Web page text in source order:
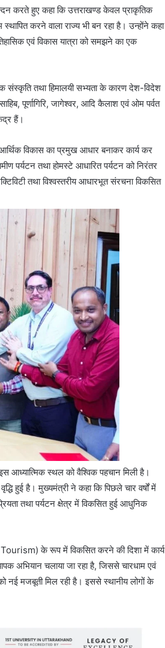
करते हुए कहा कि उत्तराखण्ड केवल प्राकृतिक
करने वाला राज्य भी बन रहा है। उन्होंने कहा
एवं विकास यात्रा को समझने का एक
संस्कृति तथा हिमालयी सभ्यता के कारण देश-विदेश
पूर्णागिरि, जागेश्वर, आदि कैलाश एवं ओम पर्वत
हैं।
विकास का प्रमुख आधार बनाकर कार्य कर
पर्यटन तथा होमस्टे आधारित पर्यटन को निरंतर
तथा विश्वस्तरीय आधारभूत संरचना विकसित
आध्यात्मिक स्थल को वैश्विक पहचान मिली है।
हुई है। मुख्यमंत्री ने कहा कि पिछले चार वर्षों में
तथा पर्यटन क्षेत्र में विकसित हुई आधुनिक
के रूप में विकसित करने की दिशा में कार्य
अभियान चलाया जा रहा है, जिससे चारधाम एवं
नई मजबूती मिल रही है। इससे स्थानीय लोगों के